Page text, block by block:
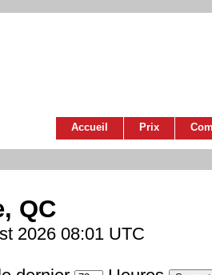
Accueil Prix
QC
2026 08:01 UTC